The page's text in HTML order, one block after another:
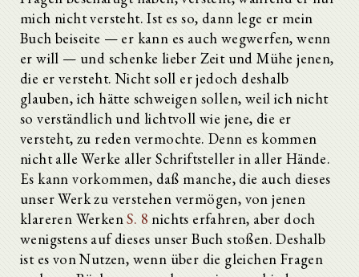
mich nicht versteht. Ist es so, dann lege er mein
Buch beiseite — er kann es auch wegwerfen, wenn
er will — und schenke lieber Zeit und Mühe jenen,
die er versteht. Nicht soll er jedoch deshalb
glauben, ich hätte schweigen sollen, weil ich nicht
so verständlich und lichtvoll wie jene, die er
versteht, zu reden vermochte. Denn es kommen
nicht alle Werke aller Schriftsteller in aller Hände.
Es kann vorkommen, daß manche, die auch dieses
unser Werk zu verstehen vermögen, von jenen
klareren WerkenS. 8 nichts erfahren, aber doch
wenigstens auf dieses unser Buch stoßen. Deshalb
ist es von Nutzen, wenn über die gleichen Fragen